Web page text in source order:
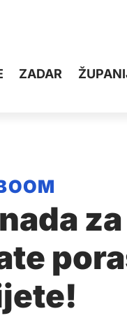
ZADAR